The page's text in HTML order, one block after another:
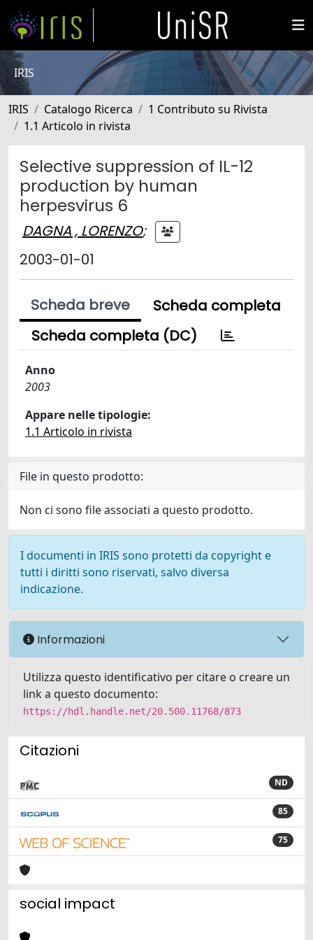
IRIS
IRIS Catalogo Ricerca
1 Contributo su Rivista
1.1 Articolo in rivista
Selective suppression of IL-12
production by human
herpesvirus 6
DAGNA , LORENZO;
2003-01-01
Scheda breve
Scheda completa
Scheda completa (DC)
Anno
2003
Appare nelle tipologie:
1.1 Articolo in rivista
File in questo prodotto:
Non ci sono file associati a questo prodotto.
I documenti in IRIS sono protetti da copyright e
tutti i diritti sono riservati, salvo diversa
indicazione.
Informazioni
Utilizza questo identificativo per citare o creare un
link a questo documento:
https://hdl.handle.net/20.500.11768/873
Citazioni
ND
85
75
social impact